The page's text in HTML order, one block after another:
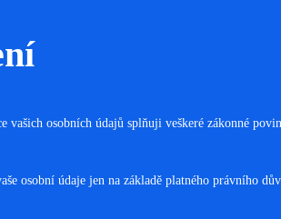
vašich osobních údajů splňuji veškeré zákonné
osobní údaje jen na základě platného právního